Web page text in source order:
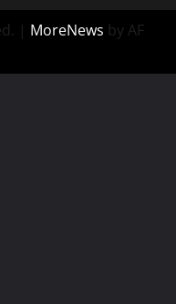
| MoreNews by AF